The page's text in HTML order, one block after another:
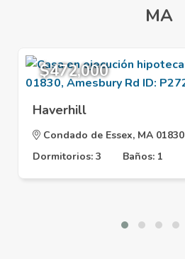
MA
$472,000
Haverhill
Condado de Essex, MA 01830
Dormitorios: 3
Baños: 1